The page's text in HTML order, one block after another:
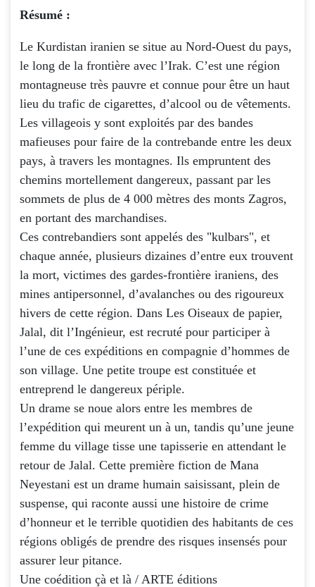
Résumé :
Le Kurdistan iranien se situe au Nord-Ouest du pays,
le long de la frontière avec l’Irak. C’est une région
montagneuse très pauvre et connue pour être un haut
lieu du trafic de cigarettes, d’alcool ou de vêtements.
Les villageois y sont exploités par des bandes
mafieuses pour faire de la contrebande entre les deux
pays, à travers les montagnes. Ils empruntent des
chemins mortellement dangereux, passant par les
sommets de plus de 4 000 mètres des monts Zagros,
en portant des marchandises.
Ces contrebandiers sont appelés des "kulbars", et
chaque année, plusieurs dizaines d’entre eux trouvent
la mort, victimes des gardes-frontière iraniens, des
mines antipersonnel, d’avalanches ou des rigoureux
hivers de cette région. Dans Les Oiseaux de papier,
Jalal, dit l’Ingénieur, est recruté pour participer à
l’une de ces expéditions en compagnie d’hommes de
son village. Une petite troupe est constituée et
entreprend le dangereux périple.
Un drame se noue alors entre les membres de
l’expédition qui meurent un à un, tandis qu’une jeune
femme du village tisse une tapisserie en attendant le
retour de Jalal. Cette première fiction de Mana
Neyestani est un drame humain saisissant, plein de
suspense, qui raconte aussi une histoire de crime
d’honneur et le terrible quotidien des habitants de ces
régions obligés de prendre des risques insensés pour
assurer leur pitance.
Une coédition çà et là / ARTE éditions